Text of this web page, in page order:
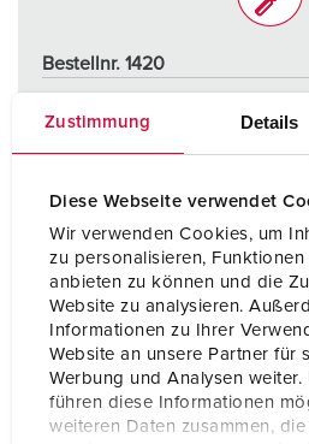
Zustimmung Details
Diese Webseite verwendet
Wir verwenden Cookies, um
zu personalisieren,
anbieten zu können und die
Website zu analysieren.
Informationen zu Ihrer
Website an unsere Partner für
Werbung und Analysen weiter.
führen diese Informationen
weiteren Daten zusammen, die
Bestellnr. 1420
Pole
Volt
Anschlusstechnik
ZUM